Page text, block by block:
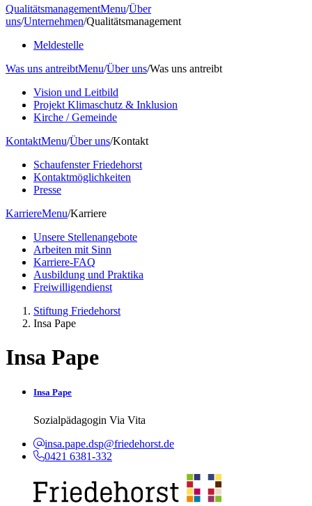
QualitätsmanagementMenu/Über
uns/Unternehmen/Qualitätsmanagement
Meldestelle
Was uns antreibtMenu/Über uns/Was uns antreibt
Vision und Leitbild
Projekt Klimaschutz & Inklusion
Kirche / Gemeinde
KontaktMenu/Über uns/Kontakt
Schaufenster Friedehorst
Kontaktmöglichkeiten
Presse
KarriereMenu/Karriere
Unsere Stellenangebote
Arbeiten mit Sinn
Karriere-FAQ
Ausbildung und Praktika
Freiwilligendienst
Stiftung Friedehorst
Insa Pape
Insa Pape
Insa Pape
Sozialpädagogin Via Vita
insa.pape.dsp@friedehorst.de
0421 6381-332